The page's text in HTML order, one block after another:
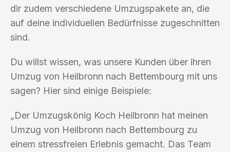
dir zudem verschiedene Umzugspakete an, die
auf deine individuellen Bedürfnisse zugeschnitten
sind.
Du willst wissen, was unsere Kunden über ihren
Umzug von Heilbronn nach Bettembourg mit uns
sagen? Hier sind einige Beispiele:
„Der Umzugskönig Koch Heilbronn hat meinen
Umzug von Heilbronn nach Bettembourg zu
einem stressfreien Erlebnis gemacht. Das Team